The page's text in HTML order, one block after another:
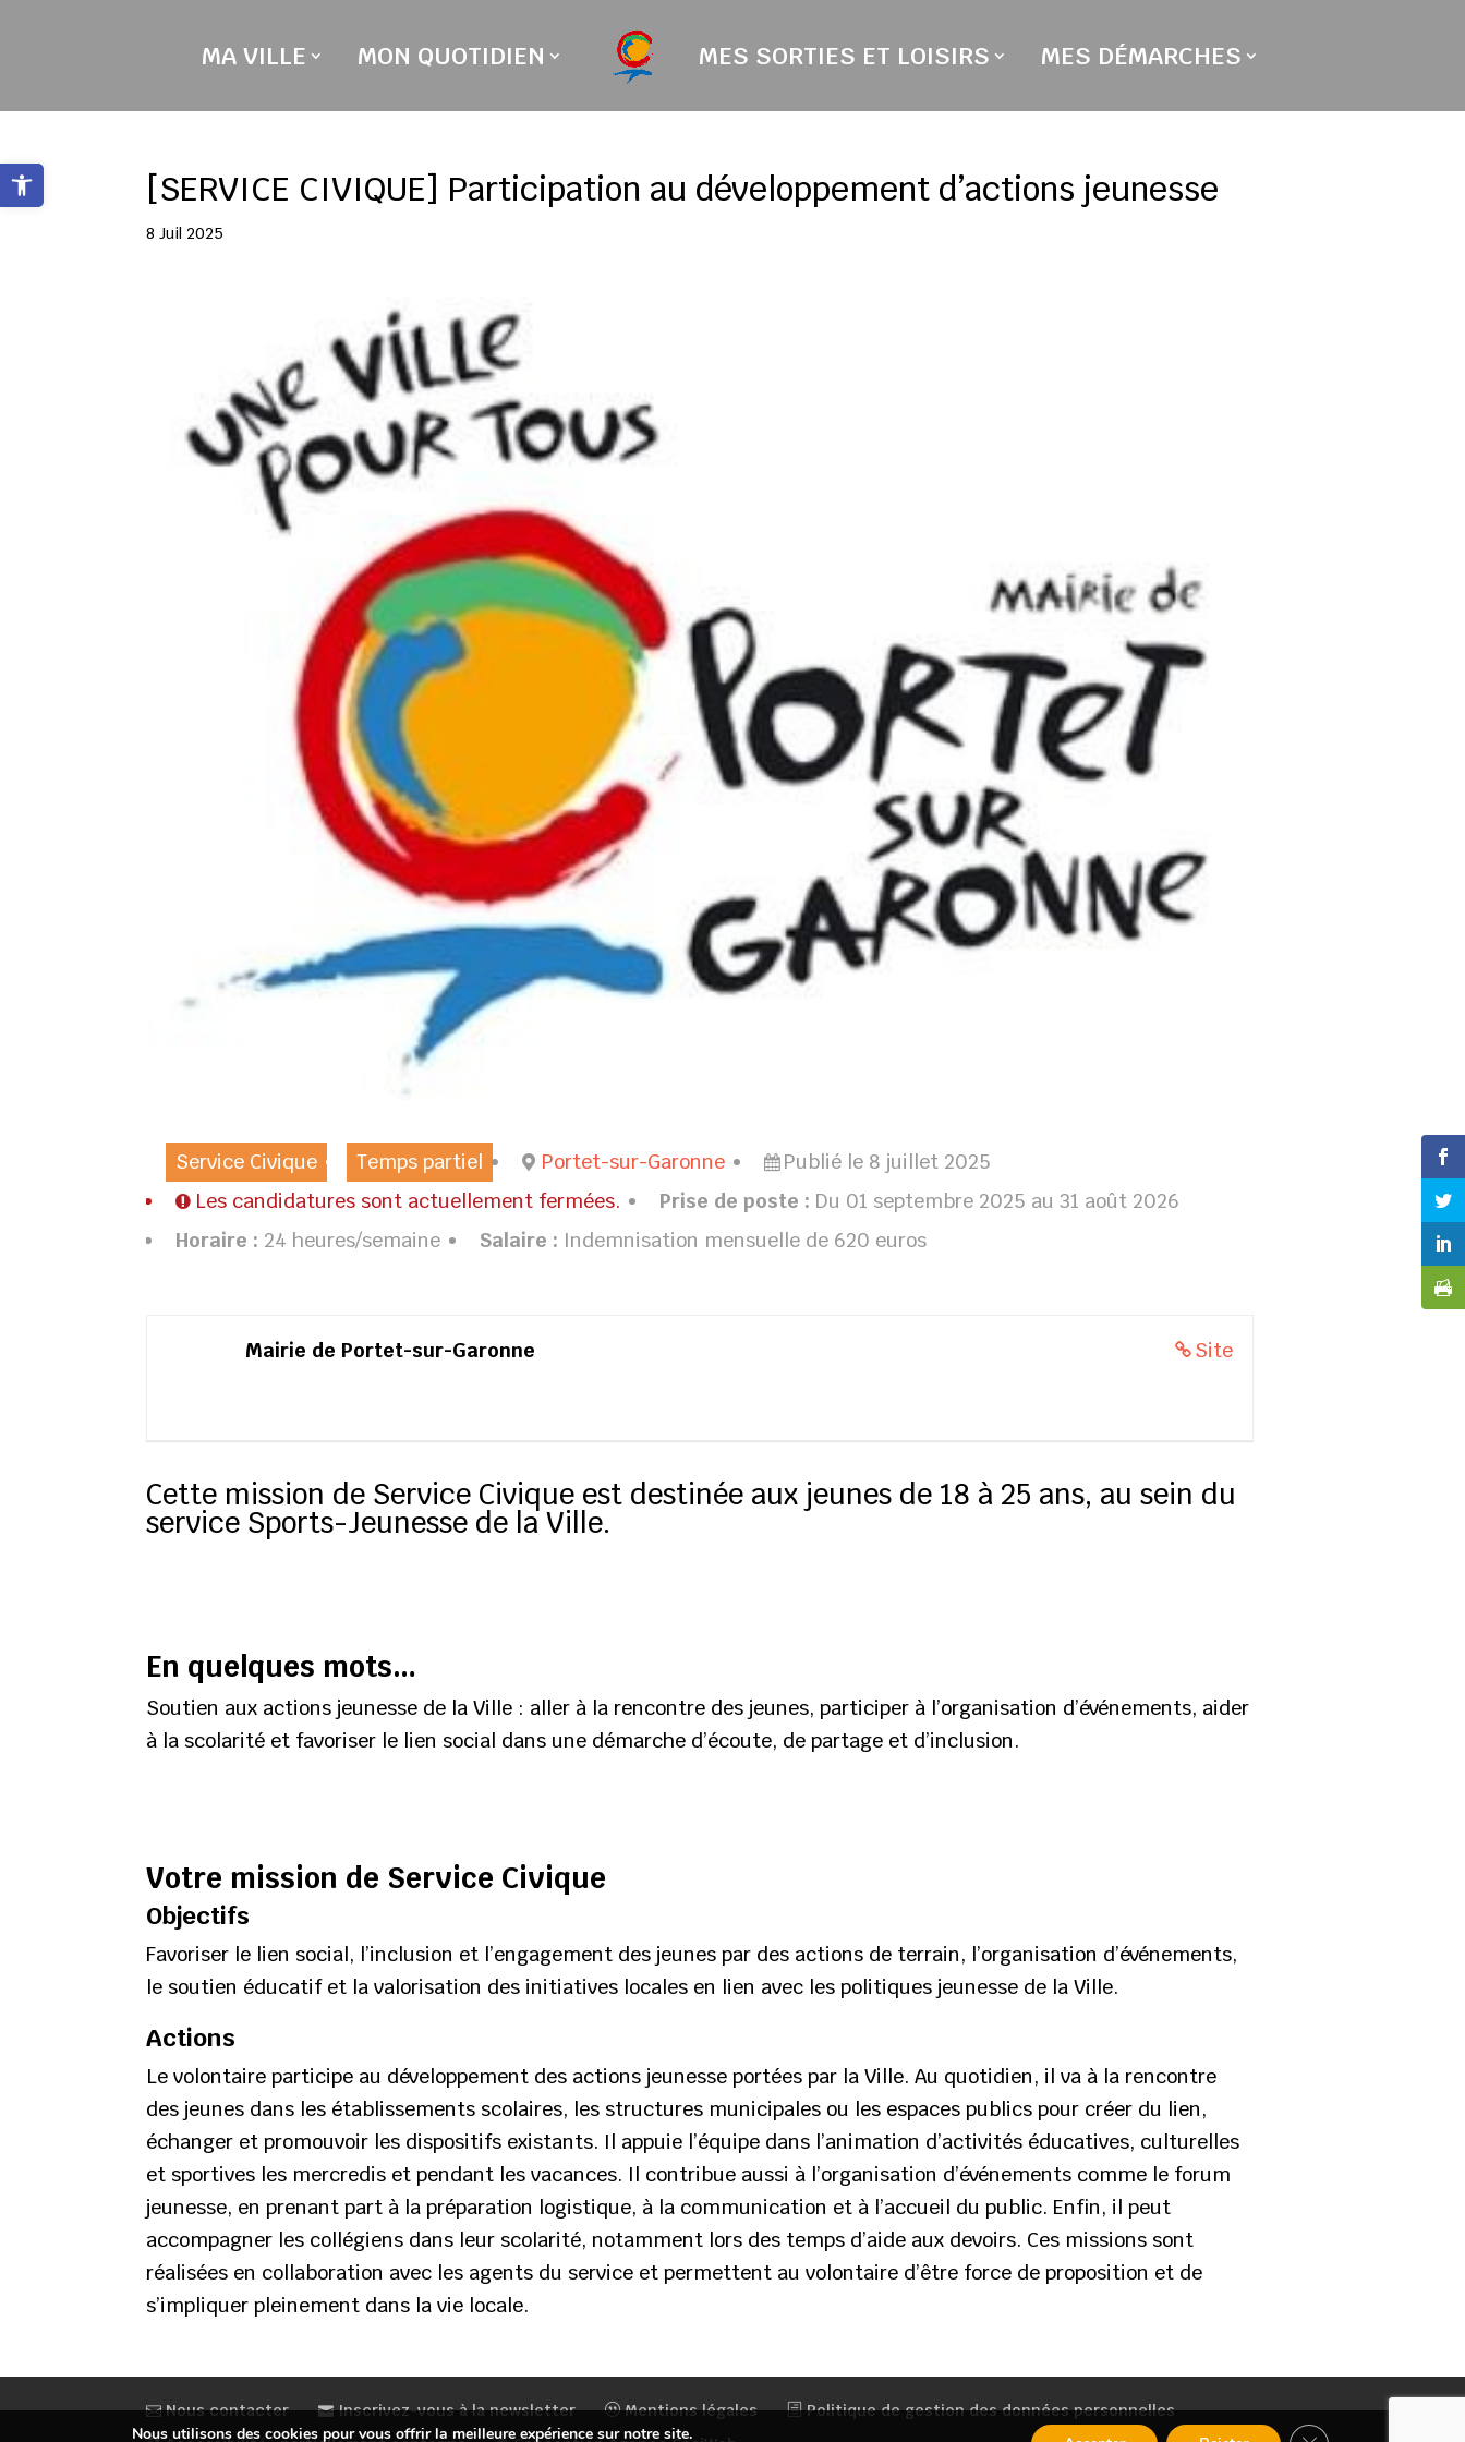
Ouvrir la barre d’outils
MA VILLE MON QUOTIDIEN MES SORTIES ET LOISIRS MES DÉMARCHES
[SERVICE CIVIQUE] Participation au développement d’actions jeunesse
8 Juil 2025
Service Civique Temps partiel Portet-sur-Garonne
Publié le 8 juillet 2025
Les candidatures sont actuellement fermées.
Prise de poste : Du 01 septembre 2025 au 31 août 2026
Horaire : 24 heures/semaine Salaire : Indemnisation mensuelle de 620 euros
Site
Mairie de Portet-sur-Garonne
Cette mission de Service Civique est destinée aux jeunes de 18 à 25 ans, au sein du
service Sports-Jeunesse de la Ville.
En quelques mots…
Soutien aux actions jeunesse de la Ville : aller à la rencontre des jeunes, participer à l’organisation d’événements, aider
à la scolarité et favoriser le lien social dans une démarche d’écoute, de partage et d’inclusion.
Votre mission de Service Civique
Objectifs
Favoriser le lien social, l’inclusion et l’engagement des jeunes par des actions de terrain, l’organisation d’événements,
le soutien éducatif et la valorisation des initiatives locales en lien avec les politiques jeunesse de la Ville.
Actions
Le volontaire participe au développement des actions jeunesse portées par la Ville. Au quotidien, il va à la rencontre
des jeunes dans les établissements scolaires, les structures municipales ou les espaces publics pour créer du lien,
échanger et promouvoir les dispositifs existants. Il appuie l’équipe dans l’animation d’activités éducatives, culturelles
et sportives les mercredis et pendant les vacances. Il contribue aussi à l’organisation d’événements comme le forum
jeunesse, en prenant part à la préparation logistique, à la communication et à l’accueil du public. Enfin, il peut
accompagner les collégiens dans leur scolarité, notamment lors des temps d’aide aux devoirs. Ces missions sont
réalisées en collaboration avec les agents du service et permettent au volontaire d’être force de proposition et de
s’impliquer pleinement dans la vie locale.
Nous contacter Inscrivez-vous à la newsletter Mentions légales
Politique de gestion des données personnelles
Nous utilisons des cookies pour vous offrir la meilleure expérience sur notre site. Fermer la bannière